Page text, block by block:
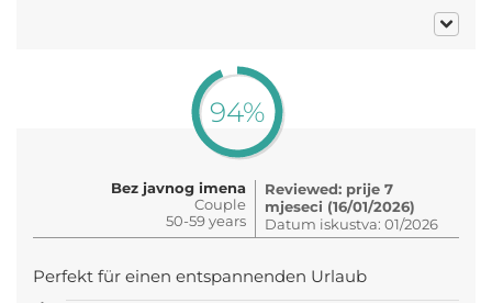
94%
Bez javnog imena
Couple
50-59 years
Reviewed: prije 7
mjeseci (16/01/2026)
Datum iskustva: 01/2026
Perfekt für einen entspannenden Urlaub